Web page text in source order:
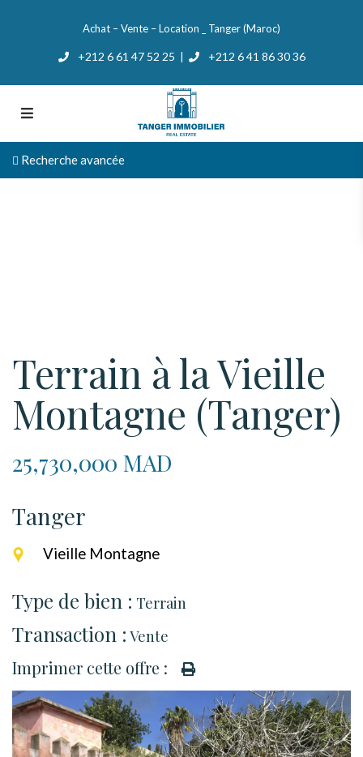
Achat – Vente – Location _ Tanger (Maroc)
+212 6 61 47 52 25 +212 6 41 86 30 36
Recherche avancée
Terrain à la Vieille
Montagne (Tanger)
25,730,000 MAD
Tanger
Vieille Montagne
Type de bien : Terrain
Transaction : Vente
Imprimer cette offre :